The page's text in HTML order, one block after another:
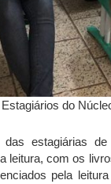
Estagiários do
estagiárias
leitura, com os
pela